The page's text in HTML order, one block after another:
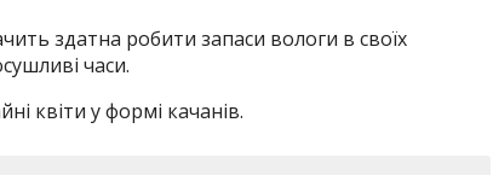
здатна робити запаси вологи в своїх
часи.
квіти у формі качанів.